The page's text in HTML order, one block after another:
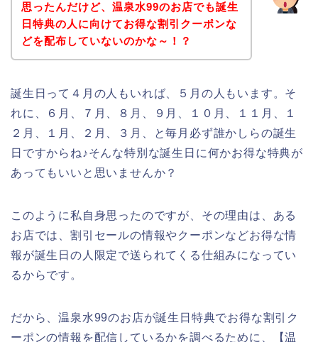
思ったんだけど、温泉水99のお店でも誕生
日特典の人に向けてお得な割引クーポンな
どを配布していないのかな～！？
誕生日って４月の人もいれば、５月の人もいます。そ
れに、６月、７月、８月、９月、１０月、１１月、１
２月、１月、２月、３月、と毎月必ず誰かしらの誕生
日ですからね♪そんな特別な誕生日に何かお得な特典が
あってもいいと思いませんか？
このように私自身思ったのですが、その理由は、ある
お店では、割引セールの情報やクーポンなどお得な情
報が誕生日の人限定で送られてくる仕組みになってい
るからです。
だから、温泉水99のお店が誕生日特典でお得な割引ク
ーポンの情報を配信しているかを調べるために、【温